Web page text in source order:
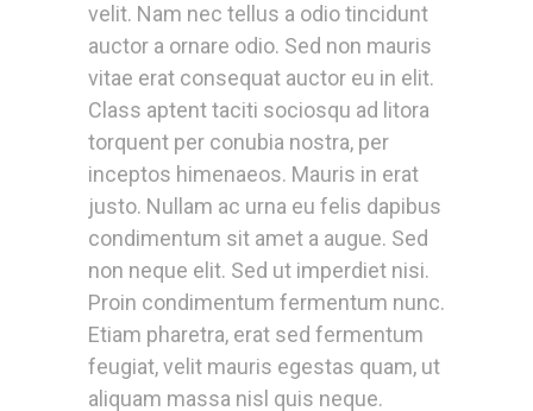
velit. Nam nec tellus a odio tincidunt
auctor a ornare odio. Sed non mauris
vitae erat consequat auctor eu in elit.
Class aptent taciti sociosqu ad litora
torquent per conubia nostra, per
inceptos himenaeos. Mauris in erat
justo. Nullam ac urna eu felis dapibus
condimentum sit amet a augue. Sed
non neque elit. Sed ut imperdiet nisi.
Proin condimentum fermentum nunc.
Etiam pharetra, erat sed fermentum
feugiat, velit mauris egestas quam, ut
aliquam massa nisl quis neque.